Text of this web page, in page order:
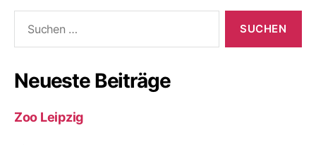
nach:
Neueste Beiträge
Zoo Leipzig